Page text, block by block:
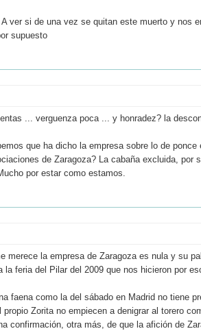
ver si de una vez se quitan este muerto y nos
supuesto
... verguenza poca ... y honradez? la
que ha dicho la empresa sobre lo de
de Zaragoza? La cabaña excluida, por
por estar como estamos.
merece la empresa de Zaragoza es nula y su
la feria del Pilar del 2009 que nos hicieron por
faena como la del sábado en Madrid no tiene
Zorita no empiecen a denigrar al torero
confirmación, otra más, de que la afición de